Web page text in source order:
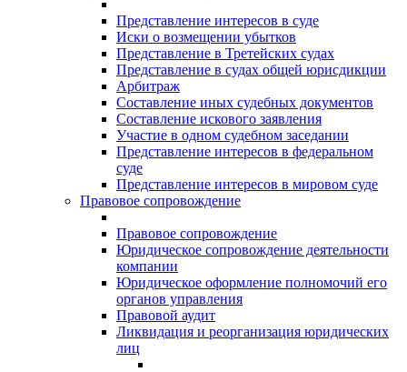
Представление интересов в суде
Иски о возмещении убытков
Представление в Третейских судах
Представление в судах общей юрисдикции
Арбитраж
Составление иных судебных документов
Составление искового заявления
Участие в одном судебном заседании
Представление интересов в федеральном
суде
Представление интересов в мировом суде
Правовое сопровождение
Правовое сопровождение
Юридическое сопровождение деятельности
компании
Юридическое оформление полномочий его
органов управления
Правовой аудит
Ликвидация и реорганизация юридических
лиц